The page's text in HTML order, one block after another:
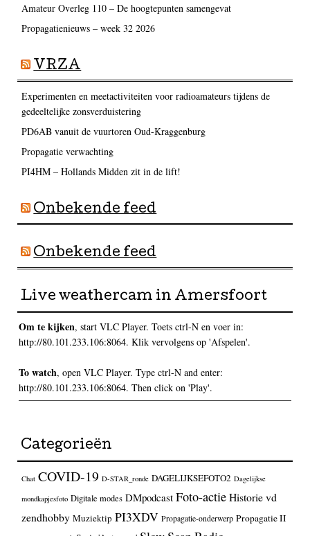
Amateur Overleg 110 – De hoogtepunten samengevat
Propagatienieuws – week 32 2026
VRZA
Experimenten en meetactiviteiten voor radioamateurs tijdens de
gedeeltelijke zonsverduistering
PD6AB vanuit de vuurtoren Oud-Kraggenburg
Propagatie verwachting
PI4HM – Hollands Midden zit in de lift!
Onbekende feed
Onbekende feed
Live weathercam in Amersfoort
Om te kijken, start VLC Player. Toets ctrl-N en voer in:
http://80.101.233.106:8064. Klik vervolgens op 'Afspelen'.
To watch, open VLC Player. Type ctrl-N and enter:
http://80.101.233.106:8064. Then click on 'Play'.
Categorieën
Chat COVID-19 D-STAR_ronde DAGELIJKSEFOTO2 Dagelijkse
mondkapjesfoto Digitale modes DMpodcast Foto-actieHistorie vd
zendhobby Muziektip PI3XDV Propagatie-onderwerp Propagatie II